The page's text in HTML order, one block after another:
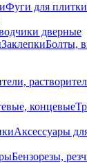
Фуги для плитки
дверные
ЗаклепкиБолты,
концевые
Аксессуары
Бензорезы,